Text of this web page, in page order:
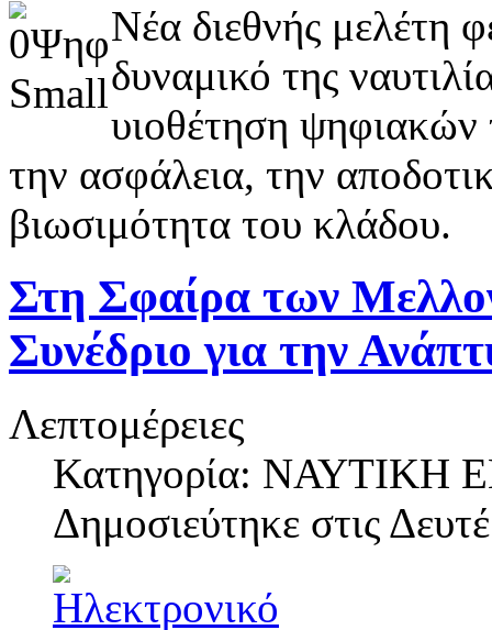
Νέα διεθνής μελέτη
δυναμικό της
υιοθέτηση ψηφιακών
την ασφάλεια, την
βιωσιμότητα του κλάδου.
Στη Σφαίρα των
Συνέδριο για την
Λεπτομέρειες
Κατηγορία: ΝΑΥΤΙΚΗ
Δημοσιεύτηκε στις